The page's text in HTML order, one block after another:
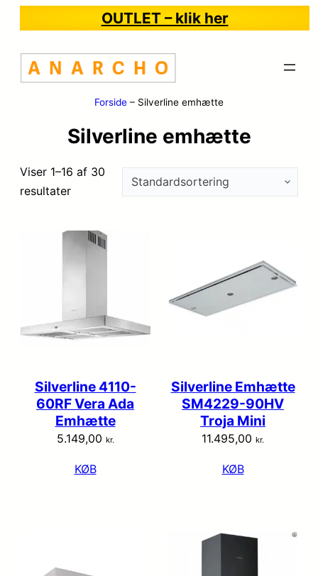
OUTLET – klik her
Forside – Silverline emhætte
Silverline emhætte
Viser 1–16 af 30
resultater
Silverline 4110-
60RF Vera Ada
Emhætte
5.149,00 kr.
KØB
Silverline Emhætte
SM4229-90HV
Troja Mini
11.495,00 kr.
KØB